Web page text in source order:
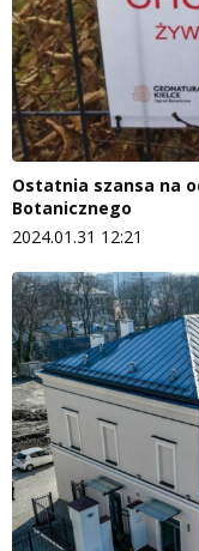
Ostatnia szansa na
Botanicznego
2024.01.31 12:21